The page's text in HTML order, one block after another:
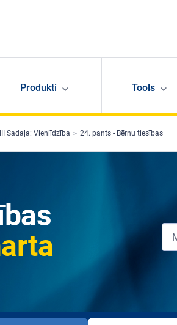
Produkti Tools
III Sadaļa: Vienlīdzība 24. pants - Bērnu tiesības